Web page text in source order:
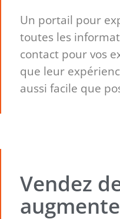
Un portail pour
toutes les
contact pour vos
que leur
aussi facile que
Vendez